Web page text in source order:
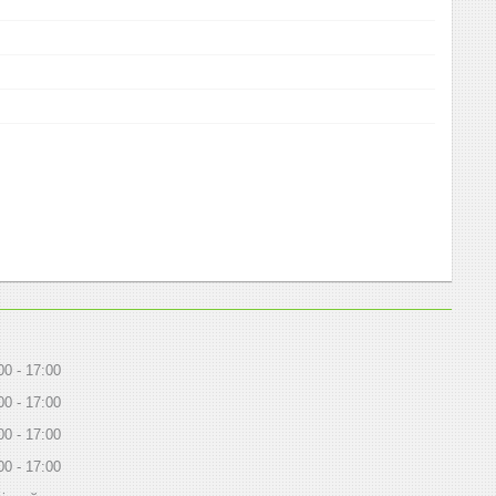
17:00
17:00
17:00
17:00